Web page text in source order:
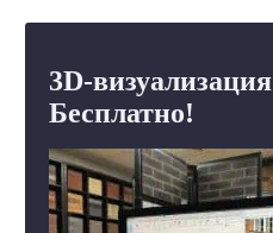
3D-визуализация
Бесплатно!